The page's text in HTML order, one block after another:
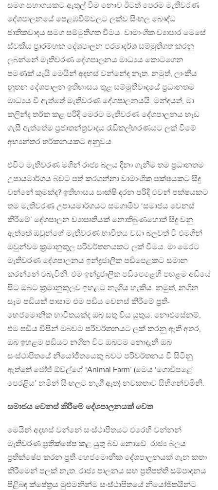
සමග සභාගයකට ඇතුල් වීම නොව ඊටත් පෙරම මැතිවරණ
දේශපාලනයේ පෙළඹවීම්වලට ලක්ව සිංහල බෞද්ධ
ජාතිකවාදය සමග සම්මුතිගත වීමය. වාමාංශික ව්‍යාපාර මෙසේ
ස්වකීය ප්‍රාරම්භක දේශපාලන පරමාදර්ශ සම්මුතිගත කරනු
ලබන්නේ මැතිවරණ දේශපාලනය මාධ්‍යය කොටගෙන
පමණක් යැයි මෙයින් අදහස් වන්නේද නැත. නමුත්, ලාංකීය
නූතන දේශපාලන ඉතිහාසය තුළ සම්මුතිවාදයේ ප්‍රධානතම
මාධ්‍යය වී ඇත්තේ මැතිවරණ දේශපාලනයයි. මන්දයත්, මා
කලින්ද තර්ක කළ පරිදි මෙරට මැතිවරණ දේශපාලනය හැඩ
ගැසී ඇත්තේම ප්‍රජාතන්ත්‍රවාදය රැඩිකල්හරණයට ලක් වීමේ
අභ්‍යන්තර තර්කනයකට අනුවය.
එවිට මැතිවරණ මගින් රාජ්‍ය බලය දිනා ගැනීම තම ප්‍රධානතම
උපායමාර්ගය බවට පත් කරගන්නා වාමාංශික පක්ෂයකට සිදු
වන්නේ කුමක්ද? ඉතිහාසය සාක්ෂි දරන පරිදි එවන් පක්ෂයකට
තම මැතිවරණ උපායමාර්ගයට සමගාමීව ‘සමාජය වෙනස්
කිරීමේ’ දේශපාලන ව්‍යාපෘතියක් නොතිබුණහොත් සිදු වනු
ඇත්තේ ඔවුන්ගේ මැතිවරණ භාවිතය වඩා බලවත් වී එමගින්
ඔවුන්වම ක්‍රමානුකුල පරිවර්තනයකට ලක් වීමය. මා මෙරට
මැතිවරණ දේශපාලනය ඉන්ද්‍රජාලික පඩිපෙළකට සමාන
කරන්නේ එබැවිනි. එම ඉන්ද්‍රජාලික පඩිපෙළෙහි පහළම අඩියේ
සිට ඔබට ක්‍රමානුකූලව ඉහළට නැගිය හැකිය. නමුත්, නගින
සෑම පඩියක් පාසාම එම පඩිය වෙනස් කිරීමේ ප්‍රති-
හෙජමොනික භාවිතයක්ද ඔබ සතු විය යුතුය. නොඑසේනම්,
එම පඩිය විසින් ඔබවම පරිවර්තනයට ලක් කරනු ඇති අතර,
ඔබ ඉහළම පඩියට නගින විට ඔබටම නොදැනී ඔබ
සංස්ථාපිතයේ නියෝජිතයෙකු බවට පරිවර්තනය වී සිටිනු
ඇත්තේ ජෝජ් ඕවල්ගේ ‘Animal Farm’ (මෙය ‘ගොවිපළේ
පෙරළිය’ නමින් සිංහලට නැගී ඇත) නවකතාව සිහිගන්වමිනි.
සමාජය වෙනස් කිරීමේ දේශපාලනයක් වෙත
මෙයින් අදහස් වන්නේ සංස්ථාපිතයට එරෙහි වන්නන්
මැතිවරණ ප්‍රතික්ෂේප කළ යුතු බව නොවේ. රාජ්‍ය බලය
ප්‍රතික්ෂේප කරන ප්‍රති-හෙජමොනික දේශපාලනයක් ගැන කතා
කිරීමෙන් පලක් නැත. රාජ්‍ය පාලනය සහ ප්‍රතිපත්ති සම්පාදනය
පිළිබඳ ක්ෂේත්‍රය මුළුමනින්ම සංස්ථාපිතයේ නියෝජිතයින්ට